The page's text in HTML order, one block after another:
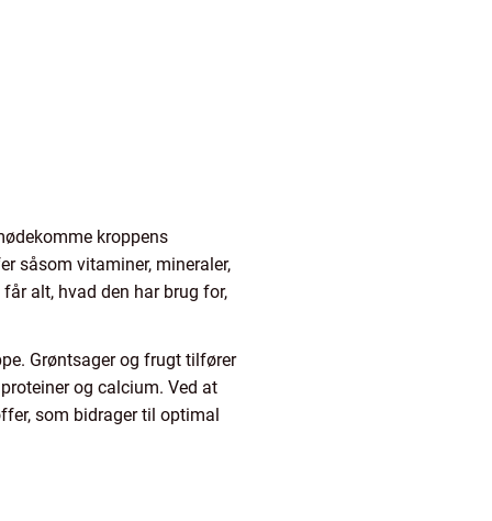
kroppens
såsom vitaminer, mineraler,
alt, hvad den har brug for,
Grøntsager og frugt tilfører
og calcium. Ved at
som bidrager til optimal